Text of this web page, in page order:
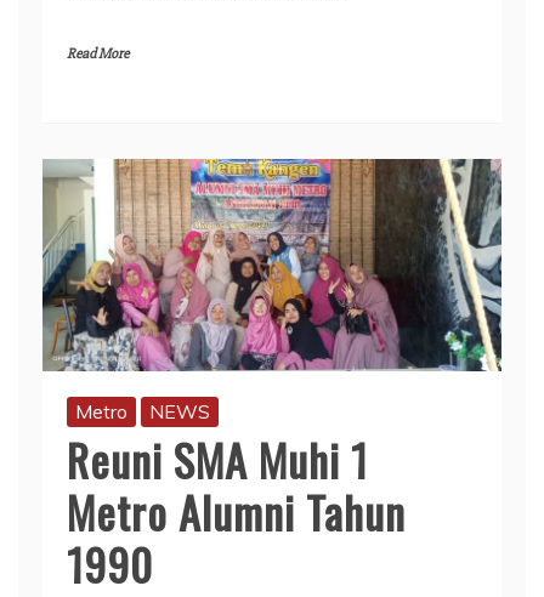
Read More
Metro NEWS
Reuni SMA Muhi 1
Metro Alumni Tahun
1990